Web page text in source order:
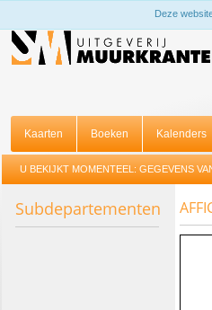
Deze
Kaarten Boeken Kalenders
U BEKIJKT MOMENTEEL: GEGEVENS
Subdepartementen